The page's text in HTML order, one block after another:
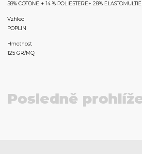
58% COTONE + 14 % POLIESTERE+ 28%
Vzhled
POPLIN
Hmotnost
125 GR/MQ
Posledně